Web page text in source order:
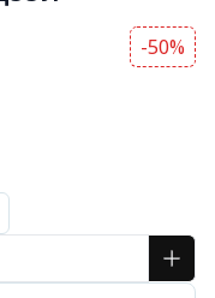
-50%